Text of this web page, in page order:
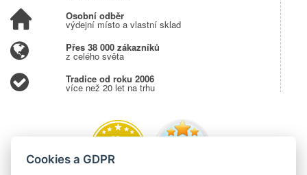
Osobní odběr
výdejní místo a vlastní sklad
Přes 38 000 zákazníků
z celého světa
Tradice od roku 2006
více než 20 let na trhu
Cookies a GDPR